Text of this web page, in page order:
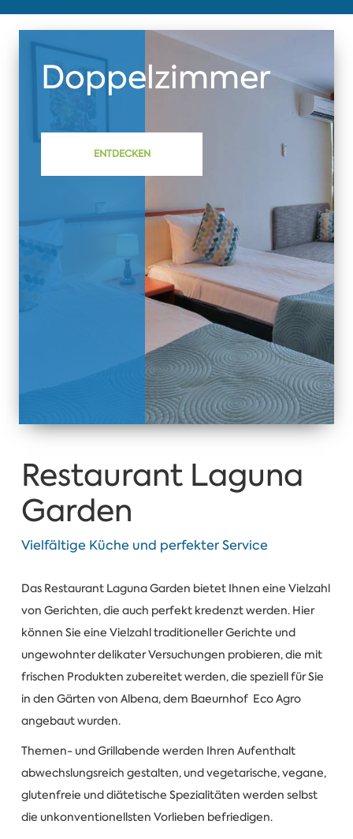
Doppelzimmer
ENTDECKEN
Restaurant Laguna
Garden
Vielfältige Küche und perfekter Service
Das Restaurant Laguna Garden bietet Ihnen eine Vielzahl
von Gerichten, die auch perfekt kredenzt werden. Hier
können Sie eine Vielzahl traditioneller Gerichte und
ungewohnter delikater Versuchungen probieren, die mit
frischen Produkten zubereitet werden, die speziell für Sie
in den Gärten von Albena, dem Baeurnhof Eco Agro
angebaut wurden.
Themen- und Grillabende werden Ihren Aufenthalt
abwechslungsreich gestalten, und vegetarische, vegane,
glutenfreie und diätetische Spezialitäten werden selbst
die unkonventionellsten Vorlieben befriedigen.